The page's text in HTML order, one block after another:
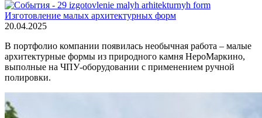
Изготовление малых архитектурных форм
20.04.2025
В портфолио компании появилась необычная работа – малые
архитектурные формы из природного камня НероМаркино,
выполные на ЧПУ-оборудовании с применением ручной
полировки.